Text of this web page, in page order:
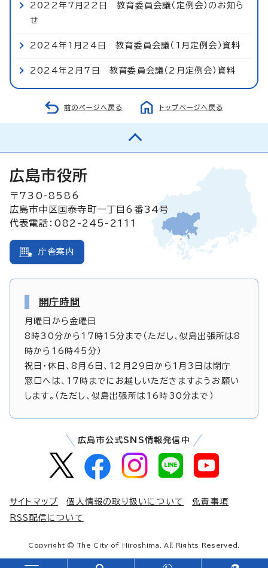
2022年7月22日 教育委員会議（定例会）のお知ら
せ
2024年1月24日 教育委員会議（1月定例会）資料
2024年2月7日 教育委員会議（2月定例会）資料
前のページへ戻る トップページへ戻る
広島市役所
〒730-8586
広島市中区国泰寺町一丁目6番34号
代表電話：082-245-2111
庁舎案内
開庁時間
月曜日から金曜日
8時30分から17時15分まで（ただし、似島出張所は8
時から16時45分）
祝日・休日、8月6日、12月29日から1月3日は閉庁
窓口へは、17時までにお越しいただきますようお願い
します。（ただし、似島出張所は16時30分まで）
広島市公式SNS情報発信中
サイトマップ 個人情報の取り扱いについて
免責事項
RSS配信について
Copyright © The City of Hiroshima. All Rights Reserved.